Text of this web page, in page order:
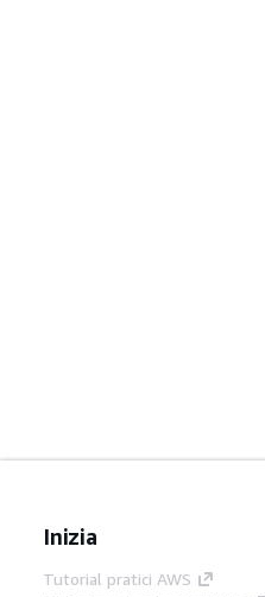
Inizia
Tutorial pratici AWS